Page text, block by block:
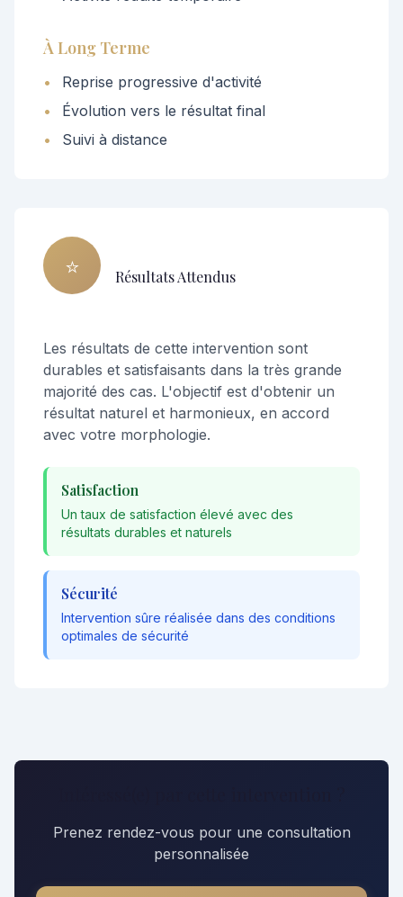
À Long Terme
•
Reprise progressive d'activité
•
Évolution vers le résultat final
•
Suivi à distance
⭐ Résultats Attendus
Les résultats de cette intervention sont
durables et satisfaisants dans la très grande
majorité des cas. L'objectif est d'obtenir un
résultat naturel et harmonieux, en accord
avec votre morphologie.
Satisfaction
Un taux de satisfaction élevé avec des
résultats durables et naturels
Sécurité
Intervention sûre réalisée dans des conditions
optimales de sécurité
Prenez rendez-vous pour une consultation
personnalisée